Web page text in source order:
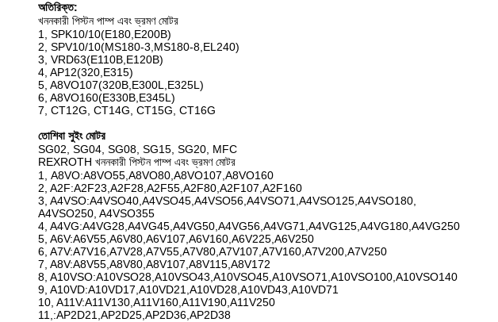
অতিরিক্ত:
খননকারী পিস্টন পাম্প এবং ভ্রমণ মোটর
1, SPK10/10(E180,E200B)
2, SPV10/10(MS180-3,MS180-8,EL240)
3, VRD63(E110B,E120B)
4, AP12(320,E315)
5, A8VO107(320B,E300L,E325L)
6, A8VO160(E330B,E345L)
7, CT12G, CT14G, CT15G, CT16G
তোশিবা সুইং মোটর
SG02, SG04, SG08, SG15, SG20, MFC
REXROTH খননকারী পিস্টন পাম্প এবং ভ্রমণ মোটর
1, A8VO:A8VO55,A8VO80,A8VO107,A8VO160
2, A2F:A2F23,A2F28,A2F55,A2F80,A2F107,A2F160
3, A4VSO:A4VSO40,A4VSO45,A4VSO56,A4VSO71,A4VSO125,A4VSO180,
A4VSO250, A4VSO355
4, A4VG:A4VG28,A4VG45,A4VG50,A4VG56,A4VG71,A4VG125,A4VG180,A4VG250
5, A6V:A6V55,A6V80,A6V107,A6V160,A6V225,A6V250
6, A7V:A7V16,A7V28,A7V55,A7V80,A7V107,A7V160,A7V200,A7V250
7, A8V:A8V55,A8V80,A8V107,A8V115,A8V172
8, A10VSO:A10VSO28,A10VSO43,A10VSO45,A10VSO71,A10VSO100,A10VSO140
9, A10VD:A10VD17,A10VD21,A10VD28,A10VD43,A10VD71
10, A11V:A11V130,A11V160,A11V190,A11V250
11,:AP2D21,AP2D25,AP2D36,AP2D38